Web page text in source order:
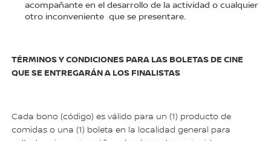
acompañante en el desarrollo de la actividad o cualquier
otro inconveniente que se presentare.
TÉRMINOS Y CONDICIONES PARA LAS BOLETAS DE CINE
QUE SE ENTREGARÁN A LOS FINALISTAS
Cada bono (código) es válido para un (1) producto de
comidas o una (1) boleta en la localidad general para